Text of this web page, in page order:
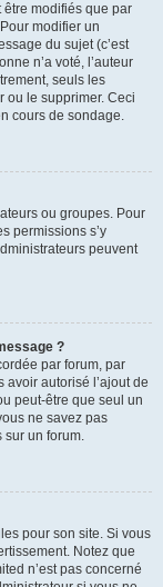
modifiés que par
modifier un
du sujet (c’est
n’a voté, l’auteur
seuls les
ou le supprimer. Ceci
cours de sondage.
ou groupes. Pour
permissions s’y
peuvent
?
par forum, par
avoir autorisé l’ajout de
peut-être que seul un
ne savez pas
sur un forum.
pour son site. Si vous
Notez que
n’est pas concerné